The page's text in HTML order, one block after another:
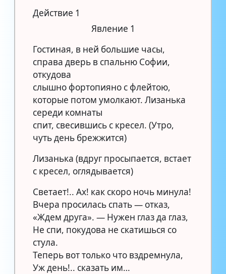
Действие 1
Явление 1
Гостиная, в ней большие часы,
справа дверь в спальню Софии,
откудова
слышно фортопияно с флейтою,
которые потом умолкают. Лизанька
середи комнаты
спит, свесившись с кресел. (Утро,
чуть день брежжится)
Лизанька (вдруг просыпается, встает
с кресел, оглядывается)
Светает!.. Ах! как скоро ночь минула!
Вчера просилась спать — отказ,
«Ждем друга». — Нужен глаз да глаз,
Не спи, покудова не скатишься со
стула.
Теперь вот только что вздремнула,
Уж день!.. сказать им…